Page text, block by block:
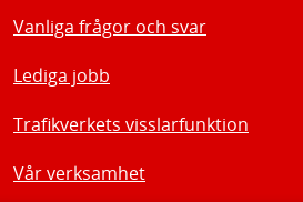
Vanliga frågor och svar
Lediga jobb
Trafikverkets visslarfunktion
Vår verksamhet